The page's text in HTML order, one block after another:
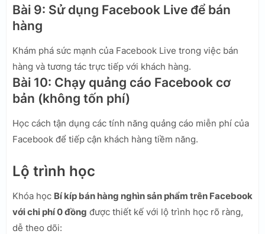
Bài 9: Sử dụng Facebook Live để bán
hàng
Khám phá sức mạnh của Facebook Live trong việc bán
hàng và tương tác trực tiếp với khách hàng.
Bài 10: Chạy quảng cáo Facebook cơ
bản (không tốn phí)
Học cách tận dụng các tính năng quảng cáo miễn phí của
Facebook để tiếp cận khách hàng tiềm năng.
Lộ trình học
Khóa học Bí kíp bán hàng nghìn sản phẩm trên Facebook
với chi phí 0 đồng được thiết kế với lộ trình học rõ ràng,
dễ theo dõi: